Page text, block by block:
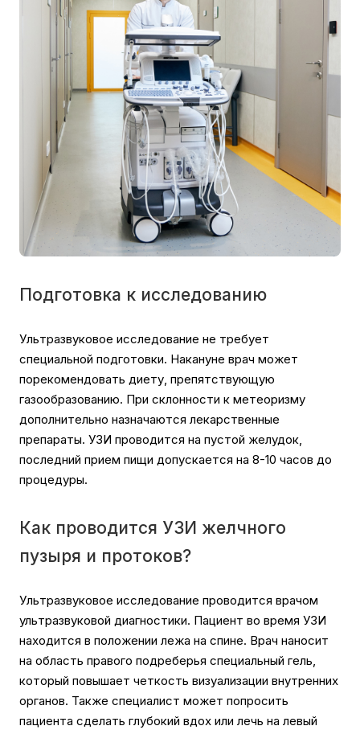
Подготовка к исследованию
Ультразвуковое исследование не требует
специальной подготовки. Накануне врач может
порекомендовать диету, препятствующую
газообразованию. При склонности к метеоризму
дополнительно назначаются лекарственные
препараты. УЗИ проводится на пустой желудок,
последний прием пищи допускается на 8-10 часов до
процедуры.
Как проводится УЗИ желчного
пузыря и протоков?
Ультразвуковое исследование проводится врачом
ультразвуковой диагностики. Пациент во время УЗИ
находится в положении лежа на спине. Врач наносит
на область правого подреберья специальный гель,
который повышает четкость визуализации внутренних
органов. Также специалист может попросить
пациента сделать глубокий вдох или лечь на левый